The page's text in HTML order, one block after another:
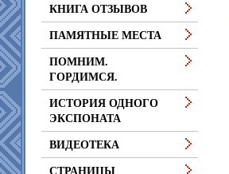
КНИГА ОТЗЫВОВ
ПАМЯТНЫЕ МЕСТА
ПОМНИМ.
ГОРДИМСЯ.
ИСТОРИЯ ОДНОГО
ЭКСПОНАТА
ВИДЕОТЕКА
СТРАНИЦЫ